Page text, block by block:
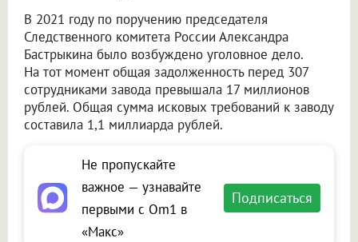
В 2021 году по поручению председателя
Следственного комитета России Александра
Бастрыкина было возбуждено уголовное дело.
На тот момент общая задолженность перед 307
сотрудниками завода превышала 17 миллионов
рублей. Общая сумма исковых требований к заводу
составила 1,1 миллиарда рублей.
Не пропускайте
важное — узнавайте
первыми с Om1 в
«Макс»
Подписаться